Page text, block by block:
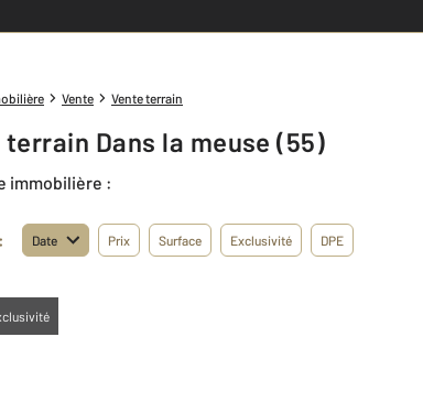
Vente Vente terrain
terrain Dans la meuse (55)
immobilière :
Date Prix Surface Exclusivité DPE